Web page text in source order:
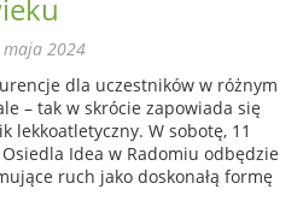
maja 2024
dla uczestników w różnym
– tak w skrócie zapowiada się
lekkoatletyczny. W sobotę, 11
Idea w Radomiu odbędzie
ruch jako doskonałą formę